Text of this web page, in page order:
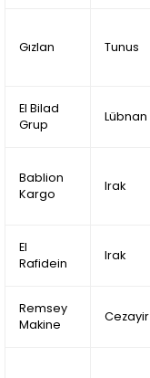
Gızlan Tunus
El Bilad
Grup
Lübnan
Bablion
Kargo
Irak
El
Rafidein
Irak
Remsey
Makine
Cezayir